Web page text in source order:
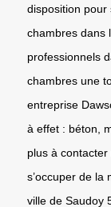
disposition pour
chambres dans
professionnels
chambres une
entreprise
à effet : béton,
plus à
s’occuper de la
ville de Saudoy